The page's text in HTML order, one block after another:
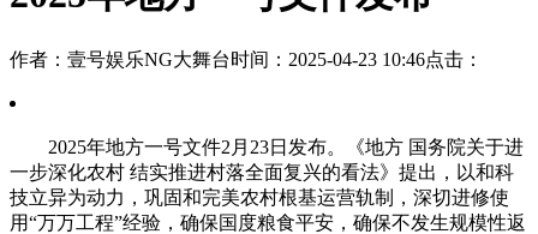
作者：壹号娱乐NG大舞台时间：2025-04-23 10:46点击：
2025年地方一号文件2月23日发布。《地方 国务院关于进
一步深化农村 结实推进村落全面复兴的看法》提出，以和科
技立异为动力，巩固和完美农村根基运营轨制，深切进修使
用“万万工程”经验，确保国度粮食平安，确保不发生规模性返